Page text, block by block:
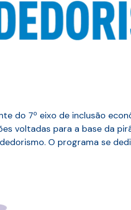
do 7º eixo de inclusão
voltadas para a base da
O programa se